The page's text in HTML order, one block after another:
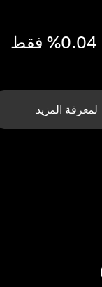
لمعرفة المزيد